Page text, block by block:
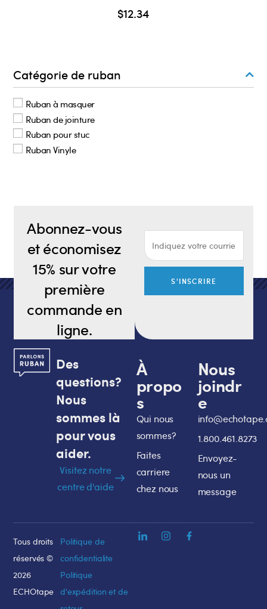
$12.34
Catégorie de ruban
Ruban à masquer
Ruban de jointure
Ruban pour stuc
Ruban Vinyle
Abonnez-vous
et économisez
15% sur votre
première
commande en
ligne.
S'INSCRIRE
Des
questions?
Nous
sommes là
pour vous
aider.
Visitez notre
centre d'aide
À
propo
s
Qui nous
sommes?
Faites
carriere
chez nous
Nous
joindr
e
1.800.461.8273
Envoyez-
nous un
message
Tous droits
réservés ©
2026
ECHOtape
Politique de
confidentialite
Politique
d'expédition et de